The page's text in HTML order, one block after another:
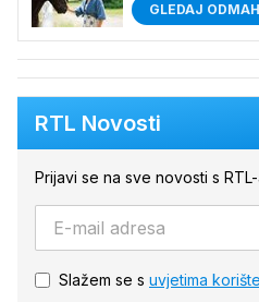
GLEDAJ ODMAH
RTL Novosti
Prijavi se na sve novosti s RTL-
Slažem se s uvjetima